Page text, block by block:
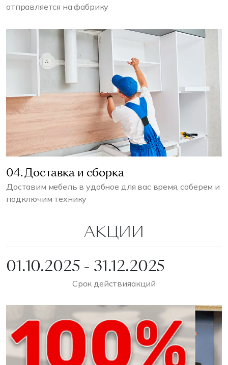
отправляется на фабрику
04. Доставка и сборка
Доставим мебель в удобное для вас время, соберем и
подключим технику
АКЦИИ
01.10.2025 - 31.12.2025
Срок действияакций